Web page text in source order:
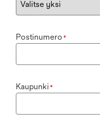
Postinumero *
Kaupunki *